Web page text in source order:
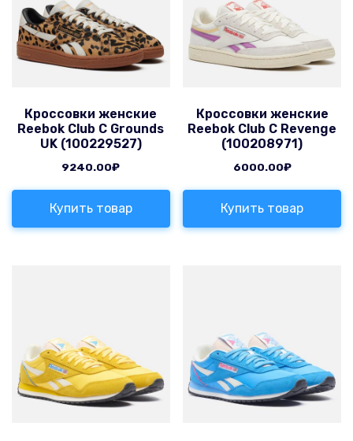
Кроссовки женские
Reebok Club C Grounds
UK (100229527)
9240.00₽
Купить товар
Кроссовки женские
Reebok Club C Revenge
(100208971)
6000.00₽
Купить товар